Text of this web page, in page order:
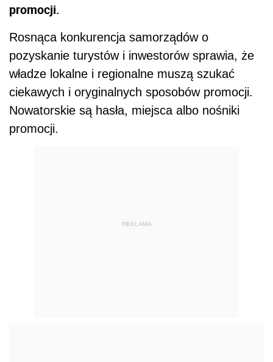
promocji.
Rosnąca konkurencja samorządów o
pozyskanie turystów i inwestorów sprawia, że
władze lokalne i regionalne muszą szukać
ciekawych i oryginalnych sposobów promocji.
Nowatorskie są hasła, miejsca albo nośniki
promocji.
REKLAMA